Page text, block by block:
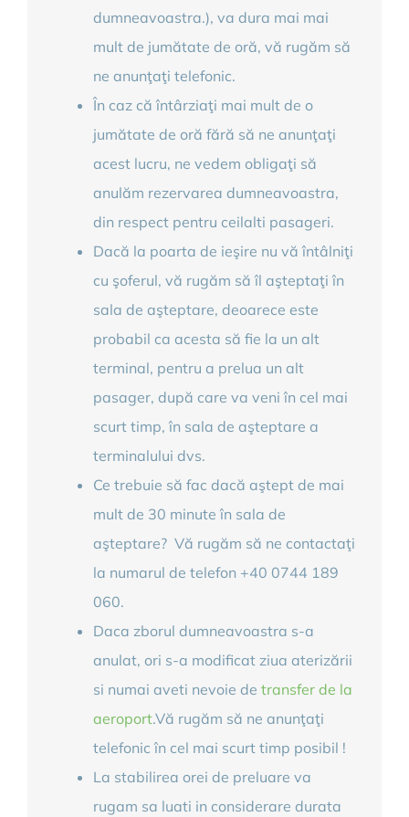
dumneavoastra.), va dura mai mai
mult de jumătate de oră, vă rugăm să
ne anunţaţi telefonic.
În caz că întârziaţi mai mult de o
jumătate de oră fără să ne anunţaţi
acest lucru, ne vedem obligaţi să
anulăm rezervarea dumneavoastra,
din respect pentru ceilalti pasageri.
Dacă la poarta de ieşire nu vă întâlniţi
cu şoferul, vă rugăm să îl aşteptaţi în
sala de aşteptare, deoarece este
probabil ca acesta să fie la un alt
terminal, pentru a prelua un alt
pasager, după care va veni în cel mai
scurt timp, în sala de aşteptare a
terminalului dvs.
Ce trebuie să fac dacă aştept de mai
mult de 30 minute în sala de
aşteptare? Vă rugăm să ne contactaţi
la numarul de telefon +40 0744 189
060.
Daca zborul dumneavoastra s-a
anulat, ori s-a modificat ziua aterizării
si numai aveti nevoie de transfer de la
aeroport.Vă rugăm să ne anunţaţi
telefonic în cel mai scurt timp posibil !
La stabilirea orei de preluare va
rugam sa luati in considerare durata